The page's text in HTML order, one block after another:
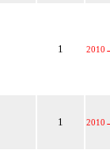
1 2010
1 2010